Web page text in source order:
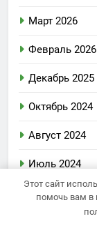
Март 2026
Февраль 2026
Декабрь 2025
Октябрь 2024
Август 2024
Июль 2024
Июнь 2024
Этот сайт
помочь вам в